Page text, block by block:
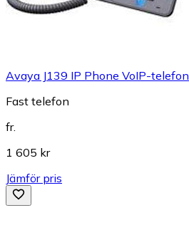
Avaya J139 IP Phone VoIP-telefon
Fast telefon
fr.
1 605 kr
Jämför pris